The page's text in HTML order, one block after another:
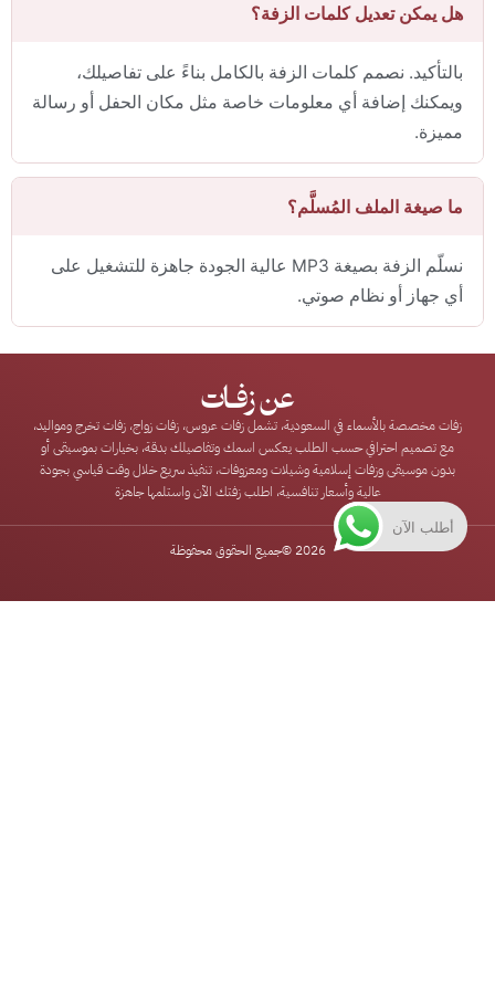
هل يمكن تعديل كلمات الزفة؟
بالتأكيد. نصمم كلمات الزفة بالكامل بناءً على تفاصيلك،
ويمكنك إضافة أي معلومات خاصة مثل مكان الحفل أو رسالة
مميزة.
ما صيغة الملف المُسلَّم؟
نسلّم الزفة بصيغة MP3 عالية الجودة جاهزة للتشغيل على
أي جهاز أو نظام صوتي.
عن زفـات
زفات مخصصة بالأسماء في السعودية، تشمل زفات عروس، زفات زواج، زفات تخرج ومواليد،
مع تصميم احترافي حسب الطلب يعكس اسمك وتفاصيلك بدقة، بخيارات بموسيقى أو
بدون موسيقى وزفات إسلامية وشيلات ومعزوفات، تنفيذ سريع خلال وقت قياسي بجودة
عالية وأسعار تنافسية، اطلب زفتك الآن واستلمها جاهزة
2026 © جميع الحقوق محفوظة
أطلب الآن